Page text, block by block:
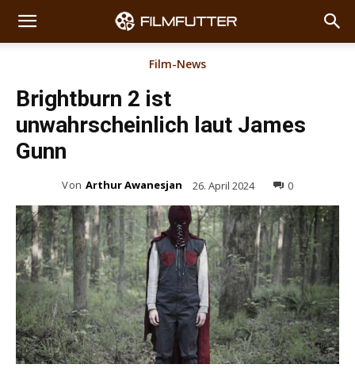
Film-News
Brightburn 2 ist
unwahrscheinlich laut James
Gunn
Von Arthur Awanesjan 26. April 2024 0